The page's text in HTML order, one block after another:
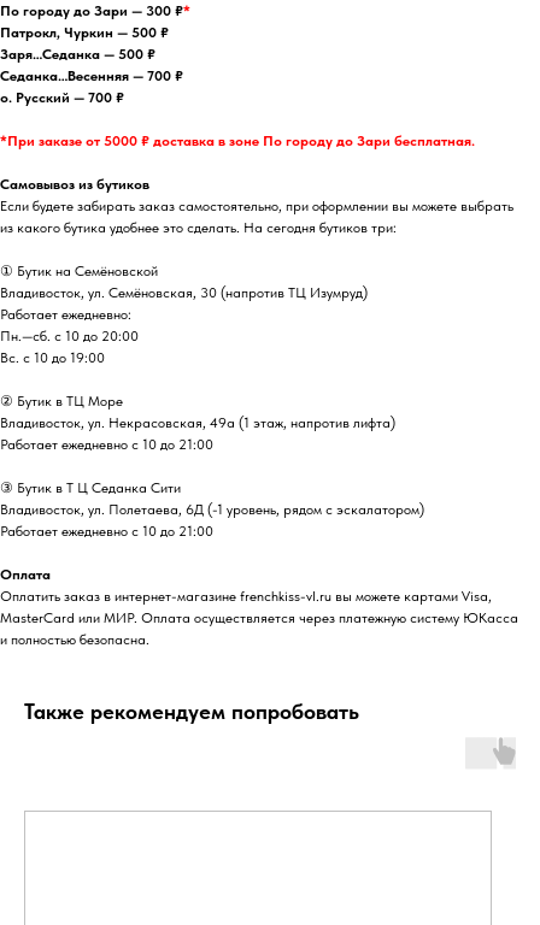
По городу до Зари — 300 ₽*
Патрокл, Чуркин — 500 ₽
Заря…Седанка — 500 ₽
Седанка…Весенняя — 700 ₽
о. Русский — 700 ₽
*При заказе от 5000 ₽ доставка в зоне По городу до Зари бесплатная.
Самовывоз из бутиков
Если будете забирать заказ самостоятельно, при оформлении вы можете выбрать
из какого бутика удобнее это сделать. На сегодня бутиков три:
① Бутик на Семёновской
Владивосток, ул. Семёновская, 30 (напротив ТЦ Изумруд)
Работает ежедневно:
Пн.—сб. с 10 до 20:00
Вс. с 10 до 19:00
② Бутик в ТЦ Море
Владивосток, ул. ​Некрасовская, 49а (1 этаж, напротив лифта)
Работает ежедневно с 10 до 21:00
③ Бутик в Т Ц Седанка Сити
Владивосток, ул. Полетаева, 6Д (-1 уровень, рядом с эскалатором)
Работает ежедневно с 10 до 21:00
Оплата
Оплатить заказ в интернет-магазине frenchkiss-vl.ru вы можете картами Visa,
MasterCard или МИР. Оплата осуществляется через платежную систему ЮКасса
и полностью безопасна.
Также рекомендуем попробовать